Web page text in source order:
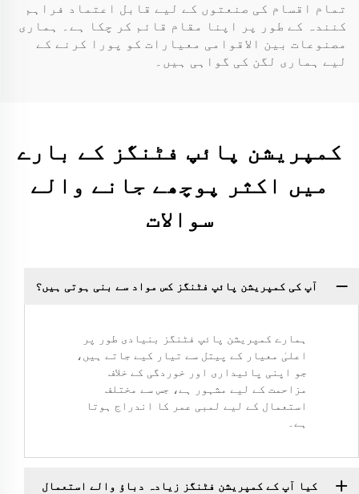
تمام اقسام کی صنعتوں کے لیے قابل اعتماد فراہم
کنندہ کے طور پر اپنا مقام قائم کر چکا ہے۔ ہماری
مصنوعات بین الاقوامی معیارات کو پورا کرنے کے
لیے ہماری لگن کی گواہی ہیں۔
کمپریشن پائپ فٹنگز کے بارے
میں اکثر پوچھے جانے والے
سوالات
آپ کی کمپریشن پائپ فٹنگز کس مواد سے بنی ہوتی ہیں؟
ہمارے کمپریشن پائپ فٹنگز بنیادی طور پر
اعلیٰ معیار کے پیتل سے تیار کیے جاتے ہیں،
جو اپنی پائیداری اور خوردگی کے خلاف
مزاحمت کے لیے مشہور ہے، جس سے مختلف
استعمال کے لیے لمبی عمر کا اندراج ہوتا
ہے۔
کیا آپ کے کمپریشن فٹنگز زیادہ دباؤ والے استعمال